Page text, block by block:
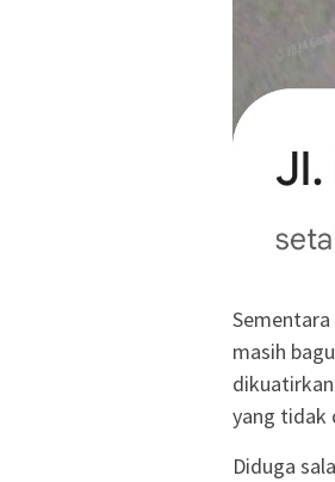
masih
yang tidak
Diduga